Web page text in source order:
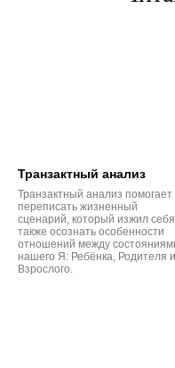
Транзактный анализ
Транзактный анализ помогает
переписать жизненный
сценарий, который изжил
также осознать особенности
отношений между
нашего Я: Ребёнка, Родителя и
Взрослого.